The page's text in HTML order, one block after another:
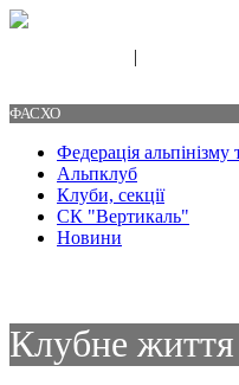
|
ФАСХО
Федерація альпінізму
Альпклуб
Клуби, секції
СК "Вертикаль"
Новини
Клубне життя